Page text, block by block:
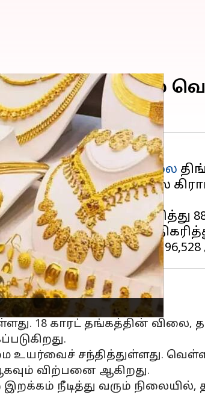
6) தங்கம்
நீடிக்கும்தங்க விலை
தங்கத்தின் விலை கிராம்
₹880 அதிகரித்து
ஒன்றுக்கு ₹120
18 காரட் தங்கத்தின் விலை,
உயர்வைச் சந்தித்துள்ளது.
ஆகவும் விற்பனை ஆகிறது.
நீடித்து வரும்